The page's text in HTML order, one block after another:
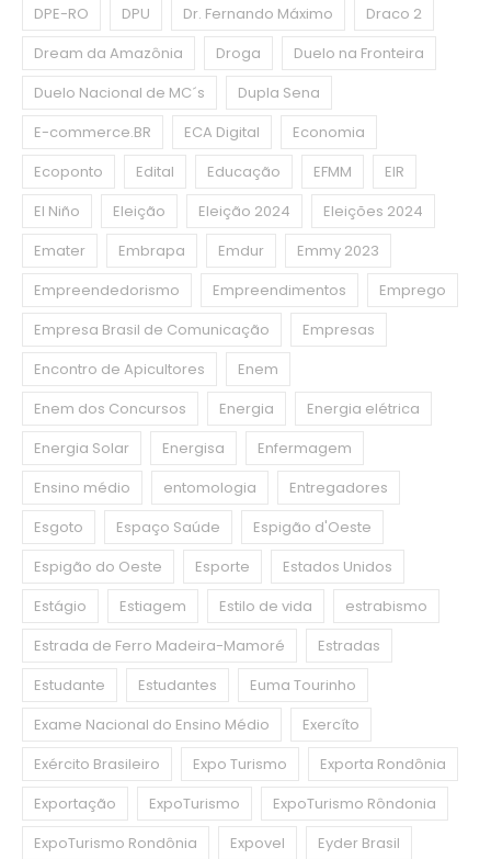
DPE-RO
DPU Dr. Fernando Máximo
Draco 2
Dream da Amazônia
Droga
Duelo na Fronteira
Duelo Nacional de MC´s
Dupla Sena
E-commerce.BR
ECA Digital
Economia
Ecoponto
Edital Educação EFMM
EIR
El Niño
Eleição Eleição 2024
Eleições 2024
Emater
Embrapa Emdur
Emmy 2023
Empreendedorismo
Empreendimentos
Emprego
Empresa Brasil de Comunicação
Empresas
Encontro de Apicultores
Enem
Enem dos Concursos
Energia
Energia elétrica
Energia Solar
Energisa
Enfermagem
Ensino médio
entomologia
Entregadores
Esgoto
Espaço Saúde
Espigão d'Oeste
Espigão do Oeste
Esporte
Estados Unidos
Estágio
Estiagem Estilo de vida
estrabismo
Estrada de Ferro Madeira-Mamoré
Estradas
Estudante
Estudantes
Euma Tourinho
Exame Nacional do Ensino Médio
Exercíto
Exército Brasileiro
Expo Turismo
Exporta Rondônia
Exportação
ExpoTurismo
ExpoTurismo Rôndonia
ExpoTurismo Rondônia
Expovel
Eyder Brasil